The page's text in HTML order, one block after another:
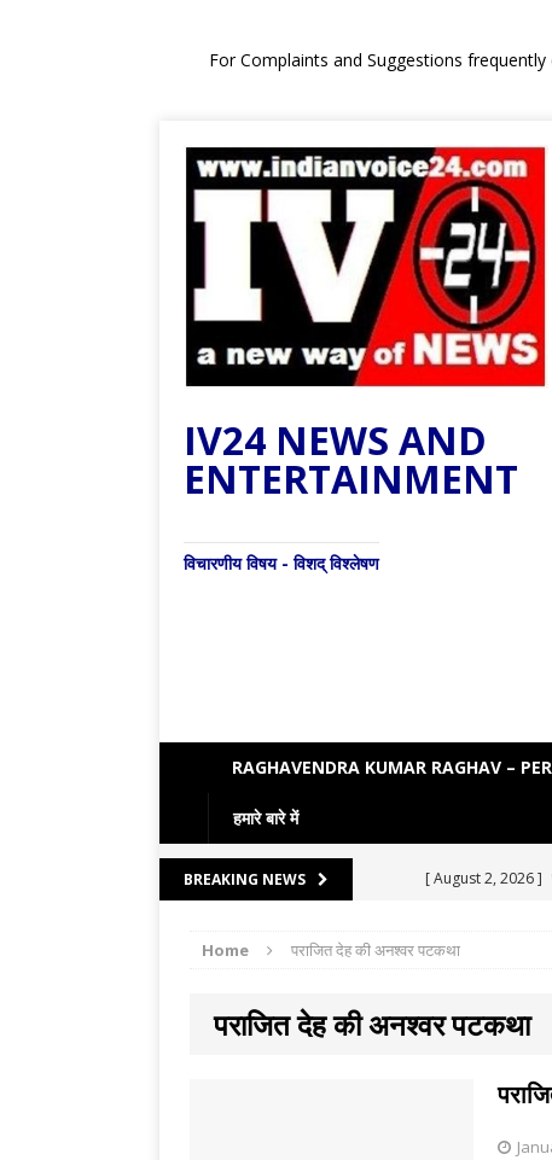
For Complaints and Suggestions
IV24 NEWS AND
ENTERTAINMENT
विचारणीय विषय - विशद् विश्लेषण
RAGHAVENDRA KUMAR RAGHAV –
हमारे बारे में
BREAKING NEWS [ August 2, 2026 ]
[ August 5, 2026 ]
[ August 3, 2026 ]
ENGLISH
Home पराजित देह की अनश्वर पटकथा
पराजित देह की अनश्वर पटकथा